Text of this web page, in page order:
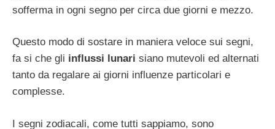
sofferma in ogni segno per circa due giorni e mezzo.
Questo modo di sostare in maniera veloce sui segni,
fa si che gli influssi lunari siano mutevoli ed alternati
tanto da regalare ai giorni influenze particolari e
complesse.
I segni zodiacali, come tutti sappiamo, sono